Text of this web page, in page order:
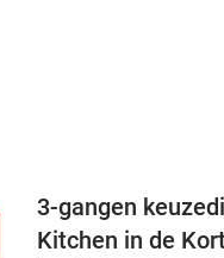
3-gangen
Kitchen in de